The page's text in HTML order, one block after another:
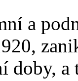
a
doby,